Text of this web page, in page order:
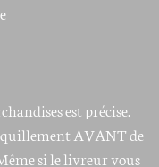
est précise.
AVANT de
si le livreur vous